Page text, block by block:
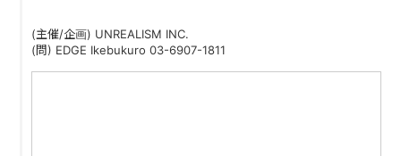
(主催/企画) UNREALISM INC.
(問) EDGE Ikebukuro 03-6907-1811